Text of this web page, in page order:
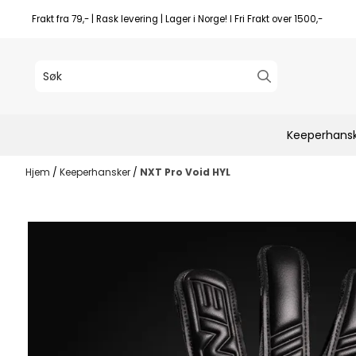
Hopp til innhold
Frakt fra 79,- | Rask levering | Lager i Norge! I Fri Frakt over 1500,-
Hjem / Keeperhansker / NXT Pro Void HYL